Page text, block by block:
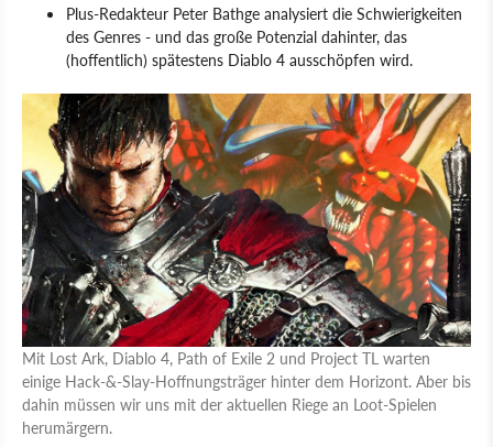
Plus-Redakteur Peter Bathge analysiert die Schwierigkeiten
des Genres - und das große Potenzial dahinter, das
(hoffentlich) spätestens Diablo 4 ausschöpfen wird.
Mit Lost Ark, Diablo 4, Path of Exile 2 und Project TL warten
einige Hack-&-Slay-Hoffnungsträger hinter dem Horizont. Aber bis
dahin müssen wir uns mit der aktuellen Riege an Loot-Spielen
herumärgern.